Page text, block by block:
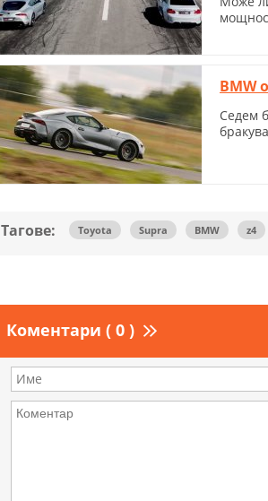
BMW
Седем
Тагове: Toyota Supra BMW z4
Коментари ( 0 )